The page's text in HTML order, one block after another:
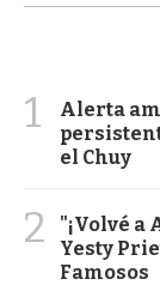
1
Alerta
el Chuy
2
"¡Volvé a
Yesty
Famosos